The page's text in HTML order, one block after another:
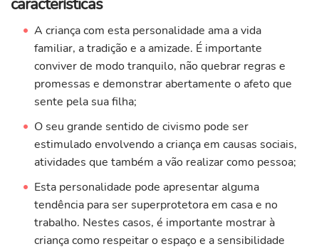
A criança com esta personalidade ama a vida
familiar, a tradição e a amizade. É importante
conviver de modo tranquilo, não quebrar regras e
promessas e demonstrar abertamente o afeto que
sente pela sua filha;
O seu grande sentido de civismo pode ser
estimulado envolvendo a criança em causas sociais,
atividades que também a vão realizar como pessoa;
Esta personalidade pode apresentar alguma
tendência para ser superprotetora em casa e no
trabalho. Nestes casos, é importante mostrar à
criança como respeitar o espaço e a sensibilidade